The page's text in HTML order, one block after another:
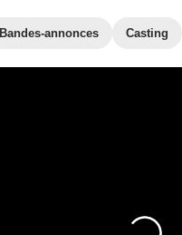
Bandes-annonces Casting